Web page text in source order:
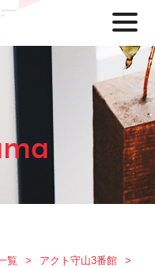
覧
アクト守山3番館